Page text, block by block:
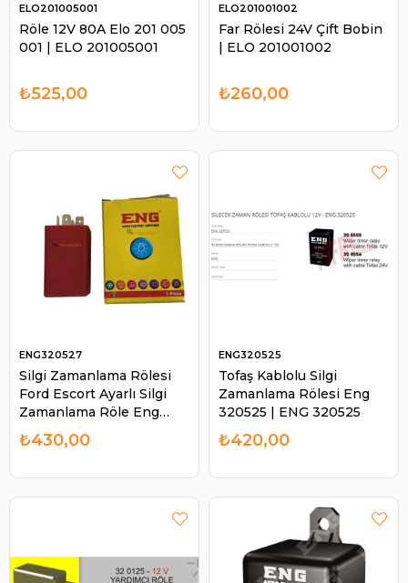
Röle 12V 80A Elo 201 005
001 | ELO 201005001
ELO201005001
₺525,00
Far Rölesi 24V Çift Bobin
| ELO 201001002
ELO201001002
₺260,00
Silgi Zamanlama Rölesi
Ford Escort Ayarlı Silgi
Zamanlama Röle Eng
320527 78GG17C499BA |
ENG 320527
ENG320527
₺430,00
Tofaş Kablolu Silgi
Zamanlama Rölesi Eng
320525 | ENG 320525
ENG320525
₺420,00